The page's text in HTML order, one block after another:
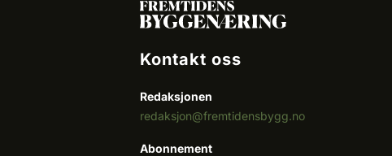
Kontakt oss
Redaksjonen
redaksjon@fremtidensbygg.no
Abonnement